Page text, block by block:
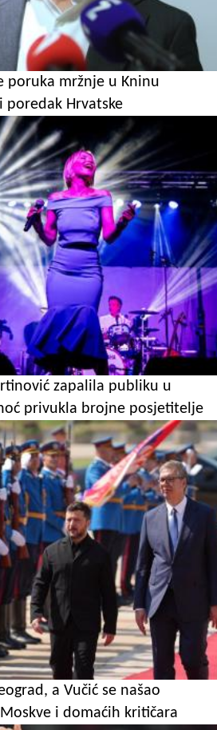
poruka mržnje u Kninu
poredak Hrvatske
zapalila publiku u
privukla brojne posjetitelje
a Vučić se našao
i domaćih kritičara